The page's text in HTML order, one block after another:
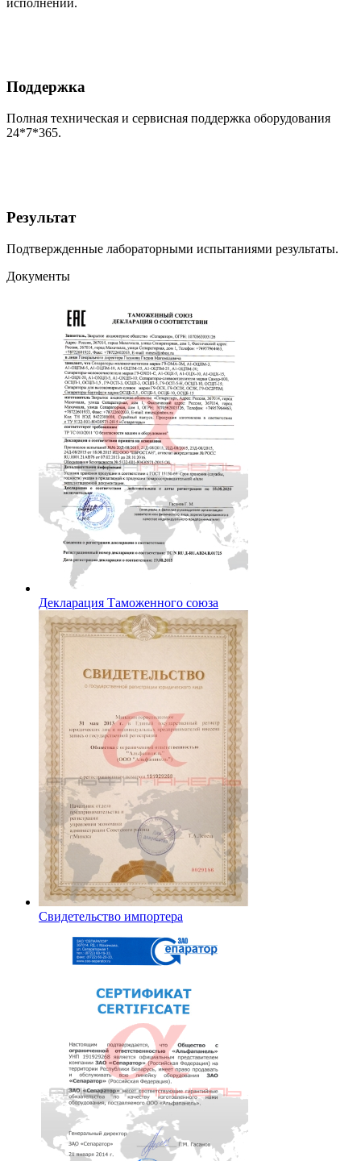
Поддержка
Полная техническая и сервисная поддержка оборудования
24*7*365.
Результат
Подтвержденные лабораторными испытаниями результаты.
Документы
Декларация Таможенного союза
Свидетельство импортера